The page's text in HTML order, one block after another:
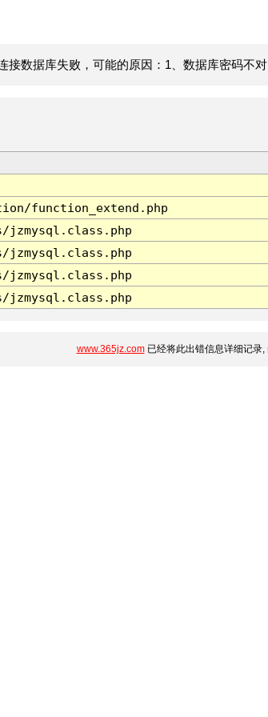
接数据库失败，可能的原因：1、数据库密码不对
function_extend.php
jzmysql.class.php
jzmysql.class.php
jzmysql.class.php
jzmysql.class.php
www.365jz.com已经将此出错信息详细记录,